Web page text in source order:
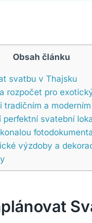
Obsah článku
svatbu v Thajsku
rozpočet pro
tradičním a
svatební
výzdoby a